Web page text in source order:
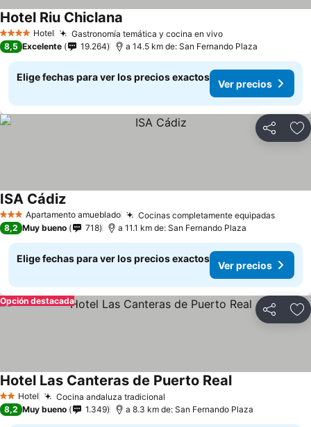
4 EstrellasHotel Gastronomía temática y cocina en vivo
Hotel Riu Chiclana
8,5 Excelente 19.264 a 14.5 km de: San Fernando Plaza
Elige fechas para ver los precios exactos
Ver precios
Compartir
3 EstrellasApartamento amueblado Cocinas completamente equipadas
ISA Cádiz
8,2 Muy bueno 718 a 11.1 km de: San Fernando Plaza
Elige fechas para ver los precios exactos
Ver precios
Compartir
Opción destacada
2 Estrellas
Hotel Cocina andaluza tradicional
Hotel Las Canteras de Puerto Real
8,2 Muy bueno 1.349 a 8.3 km de: San Fernando Plaza